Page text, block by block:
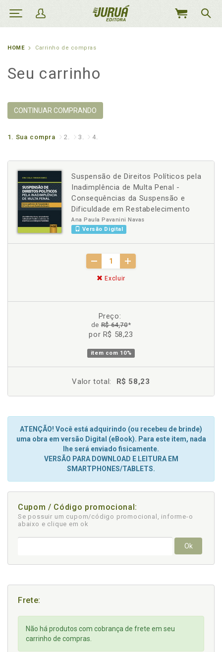
MEU
HOME Carrinho de compras
Seu carrinho
CONTINUAR COMPRANDO
1. Sua compra 2. 3. 4.
Suspensão de Direitos Políticos pela
Inadimplência de Multa Penal -
Consequências da Suspensão e
Dificuldade em Restabelecimento
Ana Paula Pavanini Navas
Versão Digital
Excluir
Preço:
deR$ 64,70*
por R$ 58,23
item com 10%
Valor total: R$ 58,23
ATENÇÃO! Você está adquirindo (ou recebeu de brinde)
uma obra em versão Digital (eBook). Para este item, nada
lhe será enviado fisicamente.
VERSÃO PARA DOWNLOAD E LEITURA EM
SMARTPHONES/TABLETS.
Cupom / Código promocional:
Se possuir um cupom/código promocional, informe-o
abaixo e clique em ok
Ok
Frete:
Não há produtos com cobrança de frete em seu
carrinho de compras.